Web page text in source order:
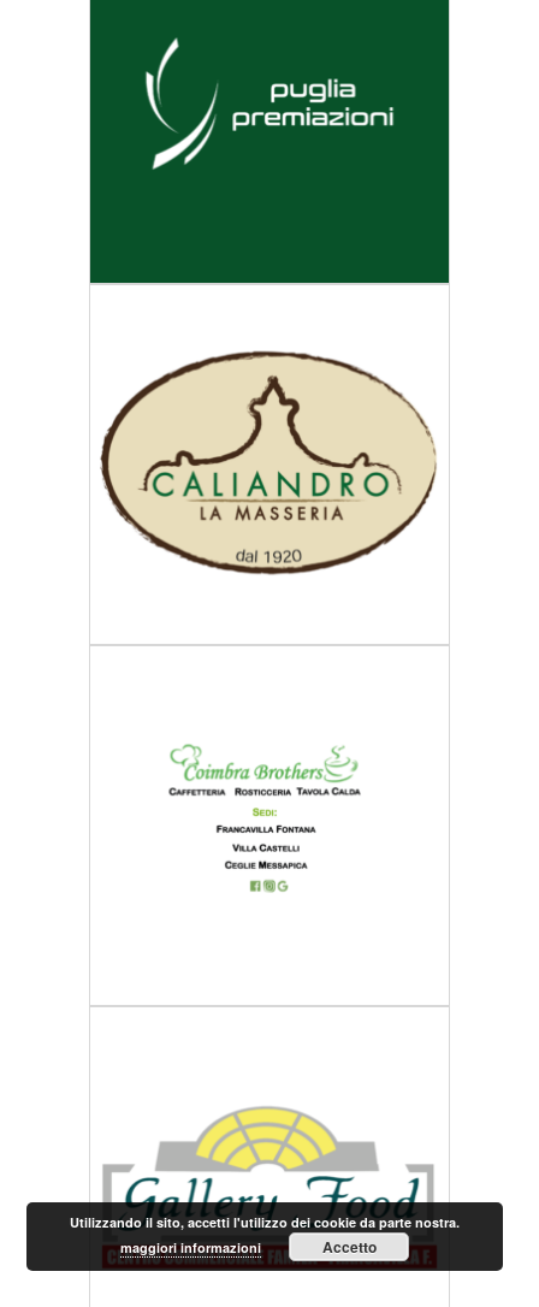
Utilizzando il sito, accetti l'utilizzo dei cookie da parte nostra.
maggiori informazioni
Accetto